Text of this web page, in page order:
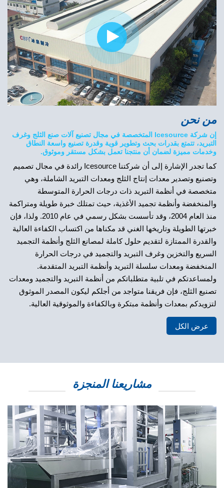
من نحن
إن شركة Icesource المتخصصة في مجال تصنيع آلات صنع الثلج وغرف
التبريد، تتمتع بقدرات بحث وتطوير قوية وقدرة تصنيع واسعة النطاق
وخدمات مميزة لضمان أن منتجنا تعمل بشكل مستقر وموثوق.
كما تجدر الإشارة إلى أن شركتنا Icesource رائدة في مجال تصميم
وتصنيع وتصدير معدات إنتاج الثلج ومعدات التبريد الشاملة، وهي
متخصصة في أنظمة التبريد ذات درجات الحرارة المتوسطة
والمنخفضة وأنظمة تجميد الأغذية، حيث تمتلك خبرة طويلة ومتراكمة
منذ العام 2004، وقد تأسست بشكل رسمي في عام 2010. ولذا، فإن
خبرتها الطويلة وتاريخها الغني قد مكناها من اكتساب الكفاءة العالية
والقدرة الممتازة لتقديم حلول كاملة لمصانع الثلج وأنظمة التجميد
السريع والتخزين وغرف التبريد والتجميد في درجات الحرارة
المنخفضة ومعدات سلسلة التبريد وأنظمة التبريد المتقدمة.
ولمساعدتكم في تلبية متطلباتكم من أنظمة التبريد والتجميد ومعدات
تصنيع الثلج، فإن فريقنا متواجد من أجلكم ليكون المصدر الموثوق
لتزويدكم بمعدات وأنظمة مبتكرة وبالكفاءة والموثوقية العالية.
عرض الكل
مشاريعنا المنجزة